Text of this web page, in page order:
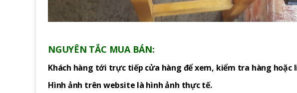
NGUYÊN TẮC MUA BÁN:
Khách hàng tới trực tiếp cửa hàng để xem, kiểm tra hàng
Hình ảnh trên website là hình ảnh thực tế.